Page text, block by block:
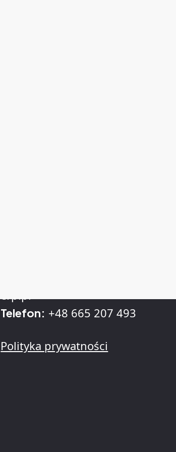
erp.pl
Telefon: +48 665 207 493
Polityka prywatności